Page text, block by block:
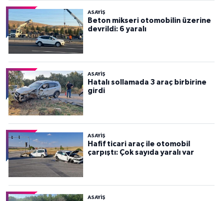
ASAYİŞ
Beton mikseri otomobilin üzerine
devrildi: 6 yaralı
ASAYİŞ
Hatalı sollamada 3 araç birbirine
girdi
ASAYİŞ
Hafif ticari araç ile otomobil
çarpıştı: Çok sayıda yaralı var
ASAYİŞ